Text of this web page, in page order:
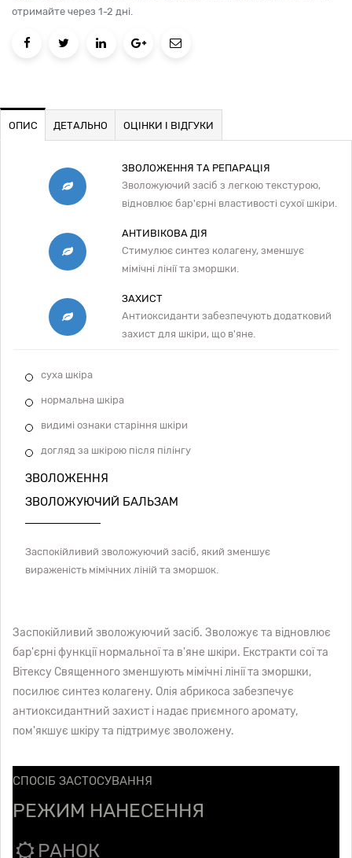
отримайте через 1-2 дні.
ОПИС ДЕТАЛЬНО ОЦІНКИ І ВІДГУКИ
ЗВОЛОЖЕННЯ ТА РЕПАРАЦІЯ
Зволожуючий засіб з легкою текстурою,
відновлює бар'єрні властивості сухої шкіри.
АНТИВІКОВА ДІЯ
Стимулює синтез колагену, зменшує
мімічні лінії та зморшки.
ЗАХИСТ
Антиоксиданти забезпечують додатковий
захист для шкіри, що в'яне.
суха шкіра
нормальна шкіра
видимі ознаки старіння шкіри
догляд за шкірою після пілінгу
ЗВОЛОЖЕННЯ
ЗВОЛОЖУЮЧИЙ БАЛЬЗАМ
Заспокійливий зволожуючий засіб, який зменшує
вираженість мімічних ліній та зморшок.
Заспокійливий зволожуючий засіб. Зволожує та відновлює
бар'єрні функції нормальної та в'яне шкіри. Екстракти сої та
Вітексу Священного зменшують мімічні лінії та зморшки,
посилює синтез колагену. Олія абрикоса забезпечує
антиоксидантний захист і надає приємного аромату,
пом'якшує шкіру та підтримує зволожену.
СПОСІБ ЗАСТОСУВАННЯ
РЕЖИМ НАНЕСЕННЯ
РАНОК